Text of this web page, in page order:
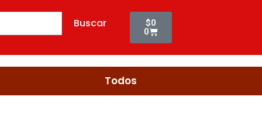
Buscar $0
0
Cart
Todos